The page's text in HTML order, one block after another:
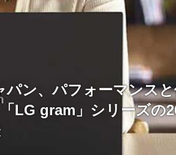
ン、パフォーマンス
LG gram」シリーズの